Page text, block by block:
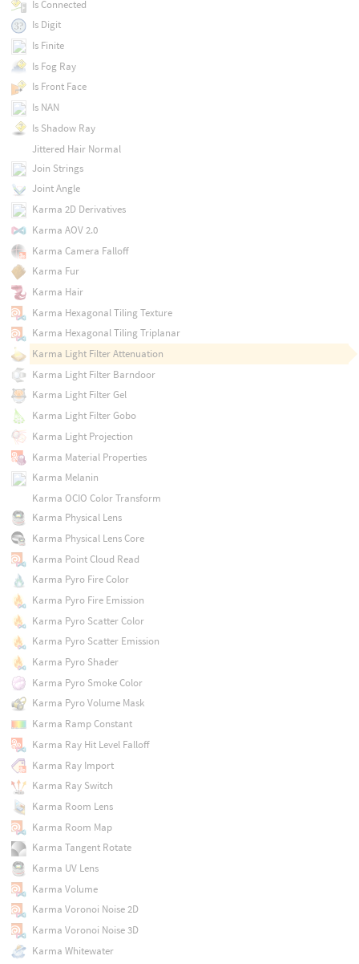
Is Connected
Is Digit
Is Finite
Is Fog Ray
Is Front Face
Is NAN
Is Shadow Ray
Jittered Hair Normal
Join Strings
Joint Angle
Karma 2D Derivatives
Karma AOV 2.0
Karma Camera Falloff
Karma Fur
Karma Hair
Karma Hexagonal Tiling Texture
Karma Hexagonal Tiling Triplanar
Karma Light Filter Attenuation
Karma Light Filter Barndoor
Karma Light Filter Gel
Karma Light Filter Gobo
Karma Light Projection
Karma Material Properties
Karma Melanin
Karma OCIO Color Transform
Karma Physical Lens
Karma Physical Lens Core
Karma Point Cloud Read
Karma Pyro Fire Color
Karma Pyro Fire Emission
Karma Pyro Scatter Color
Karma Pyro Scatter Emission
Karma Pyro Shader
Karma Pyro Smoke Color
Karma Pyro Volume Mask
Karma Ramp Constant
Karma Ray Hit Level Falloff
Karma Ray Import
Karma Ray Switch
Karma Room Lens
Karma Room Map
Karma Tangent Rotate
Karma UV Lens
Karma Volume
Karma Voronoi Noise 2D
Karma Voronoi Noise 3D
Karma Whitewater